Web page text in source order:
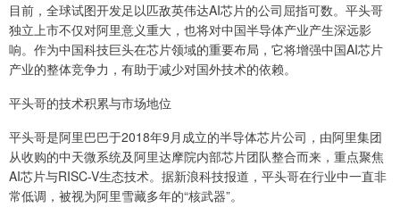
目前，全球试图开发足以匹敌英伟达AI芯片的公司屈指可数。平头哥
独立上市不仅对阿里意义重大，也将对中国半导体产业产生深远影
响。作为中国科技巨头在芯片领域的重要布局，它将增强中国AI芯片
产业的整体竞争力，有助于减少对国外技术的依赖。
平头哥的技术积累与市场地位
平头哥是阿里巴巴于2018年9月成立的半导体芯片公司，由阿里集团
从收购的中天微系统及阿里达摩院内部芯片团队整合而来，重点聚焦
AI芯片与RISC-V生态技术。据新浪科技报道，平头哥在行业中一直非
常低调，被视为阿里雪藏多年的“核武器”。